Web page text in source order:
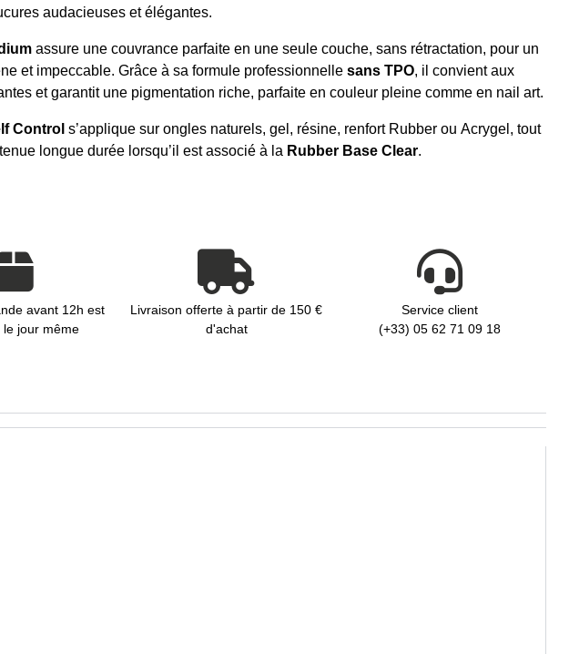
audacieuses et élégantes.
assure une couvrance parfaite en une seule couche, sans rétractation, pour un
et impeccable. Grâce à sa formule professionnelle sans TPO, il convient aux
et garantit une pigmentation riche, parfaite en couleur pleine comme en nail art.
Control s’applique sur ongles naturels, gel, résine, renfort Rubber ou Acrygel, tout
longue durée lorsqu’il est associé à la Rubber Base Clear.
avant 12h est
le jour même
Livraison offerte à partir de 150 €
d'achat
Service client
(+33) 05 62 71 09 18